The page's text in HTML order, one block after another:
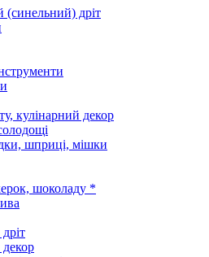
(синельний) дріт
кулінарний декор
шприці, мішки
шоколаду *